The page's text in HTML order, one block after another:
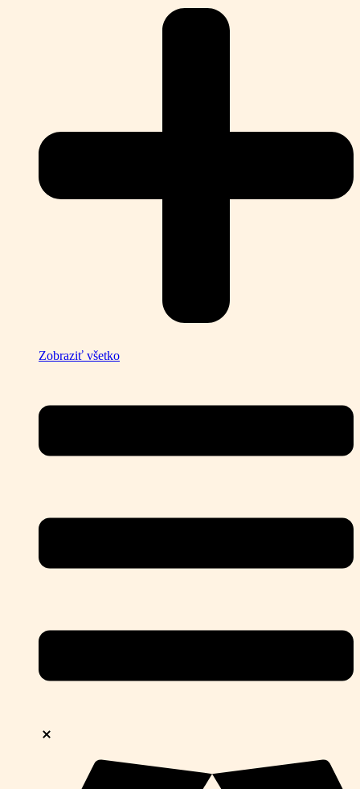
Zobraziť všetko